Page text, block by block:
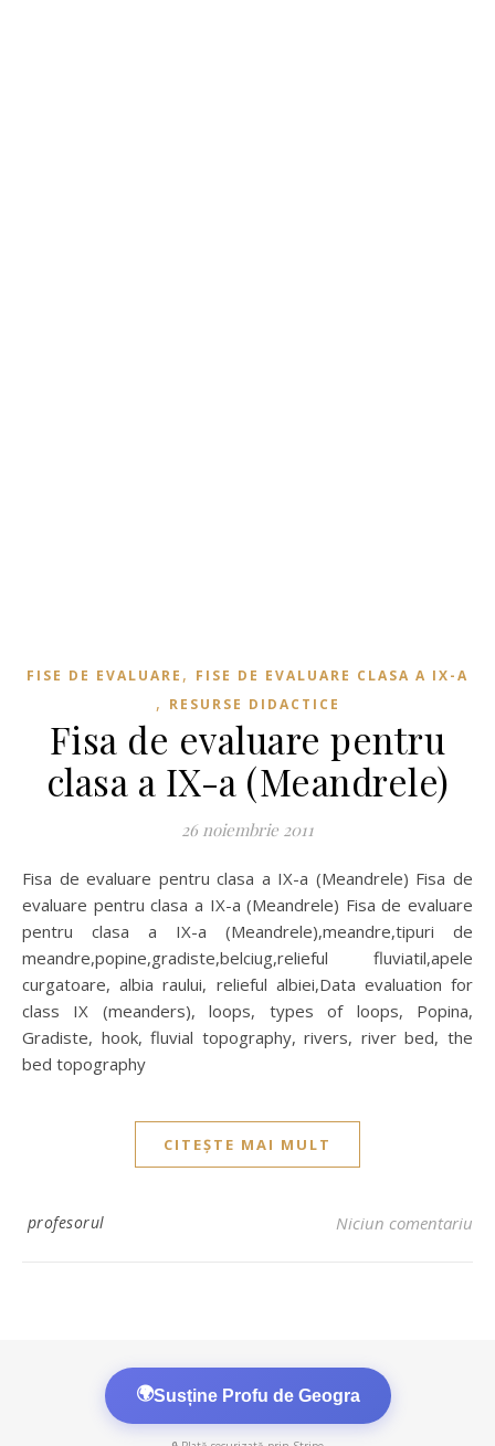
FISE DE EVALUARE , FISE DE EVALUARE CLASA A IX-A
, RESURSE DIDACTICE
Fisa de evaluare pentru
clasa a IX-a (Meandrele)
26 noiembrie 2011
Fisa de evaluare pentru clasa a IX-a (Meandrele) Fisa de
evaluare pentru clasa a IX-a (Meandrele) Fisa de evaluare
pentru clasa a IX-a (Meandrele),meandre,tipuri de
meandre,popine,gradiste,belciug,relieful fluviatil,apele
curgatoare, albia raului, relieful albiei,Data evaluation for
class IX (meanders), loops, types of loops, Popina,
Gradiste, hook, fluvial topography, rivers, river bed, the
bed topography
CITEȘTE MAI MULT
profesorul Niciun comentariu
🌍Susține Profu de Geogra